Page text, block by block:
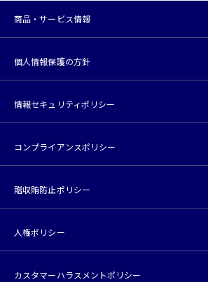
商品・サービス情報
個人情報保護の方針
情報セキュリティポリシー
コンプライアンスポリシー
贈収賄防止ポリシー
人権ポリシー
カスタマーハラスメントポリシー